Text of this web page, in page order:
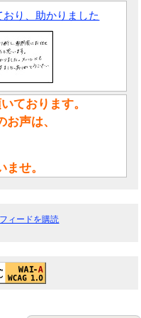
り、助かりました
ております。
声は、
せ。
ィードを購読